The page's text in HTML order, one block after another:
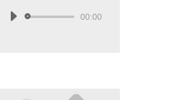
Lecteur00:00